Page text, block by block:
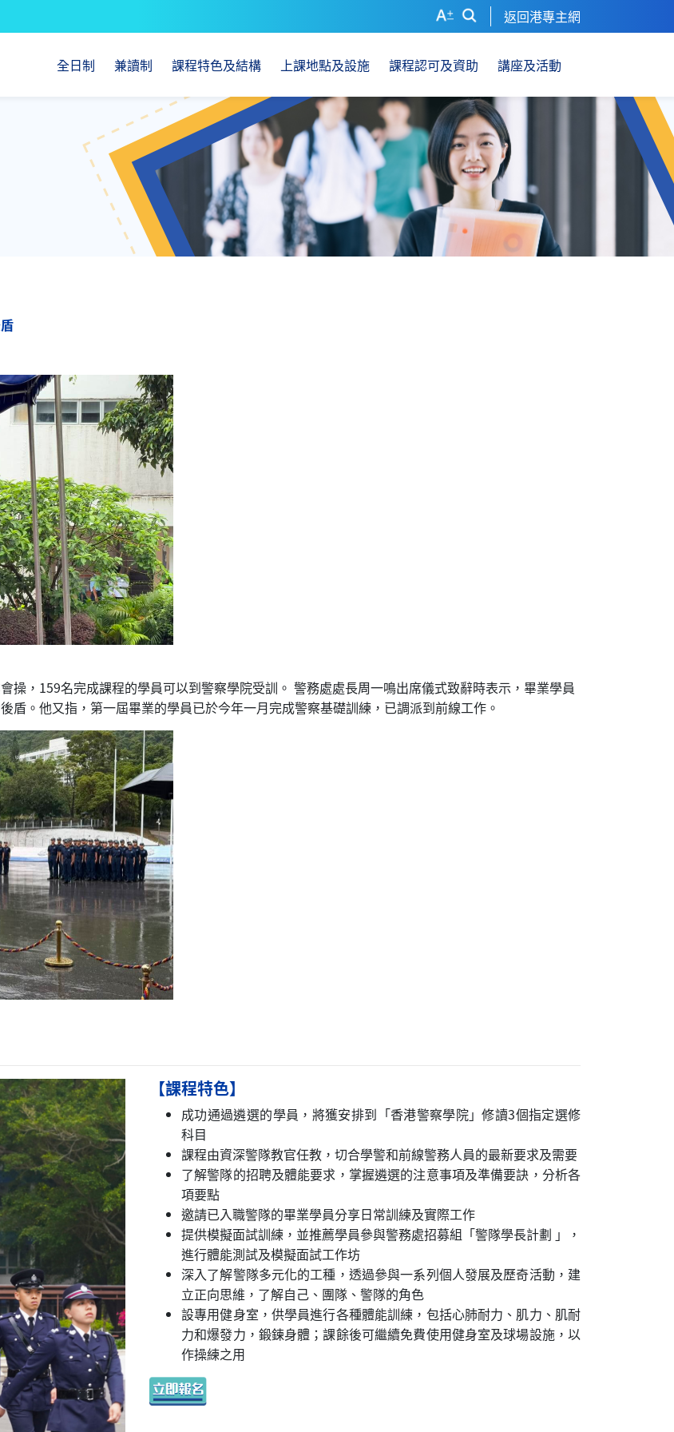
返回港專主網
全日制 兼讀制 課程特色及結構 上課地點及設施 課程認可及資助 講座及活動
操，159名完成課程的學員可以到警察學院受訓。 警務處處長周一鳴出席儀式致辭時表示，畢業學員
盾。他又指，第一屆畢業的學員已於今年一月完成警察基礎訓練，已調派到前線工作。
【課程特色】
成功通過遴選的學員，將獲安排到「香港警察學院」修讀3個指定選修
科目
課程由資深警隊教官任教，切合學警和前線警務人員的最新要求及需要
了解警隊的招聘及體能要求，掌握遴選的注意事項及準備要訣，分析各
項要點
邀請已入職警隊的畢業學員分享日常訓練及實際工作
提供模擬面試訓練，並推薦學員參與警務處招募組「警隊學長計劃 」，
進行體能測試及模擬面試工作坊
深入了解警隊多元化的工種，透過參與一系列個人發展及歷奇活動，建
立正向思維，了解自己、團隊、警隊的角色
設專用健身室，供學員進行各種體能訓練，包括心肺耐力、肌力、肌耐
力和爆發力，鍛鍊身體；課餘後可繼續免費使用健身室及球場設施，以
作操練之用